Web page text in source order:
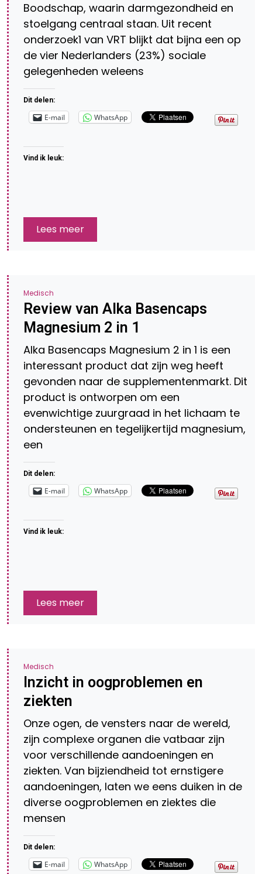
Boodschap, waarin darmgezondheid en
stoelgang centraal staan. Uit recent
onderzoek1 van VRT blijkt dat bijna een op
de vier Nederlanders (23%) sociale
gelegenheden weleens
Dit delen:
E-mail WhatsApp
Vind ik leuk:
Lees meer
Medisch
Review van Alka Basencaps
Magnesium 2 in 1
Alka Basencaps Magnesium 2 in 1 is een
interessant product dat zijn weg heeft
gevonden naar de supplementenmarkt. Dit
product is ontworpen om een
evenwichtige zuurgraad in het lichaam te
ondersteunen en tegelijkertijd magnesium,
een
Dit delen:
E-mail WhatsApp
Vind ik leuk:
Lees meer
Medisch
Inzicht in oogproblemen en
ziekten
Onze ogen, de vensters naar de wereld,
zijn complexe organen die vatbaar zijn
voor verschillende aandoeningen en
ziekten. Van bijziendheid tot ernstigere
aandoeningen, laten we eens duiken in de
diverse oogproblemen en ziektes die
mensen
Dit delen:
E-mail WhatsApp